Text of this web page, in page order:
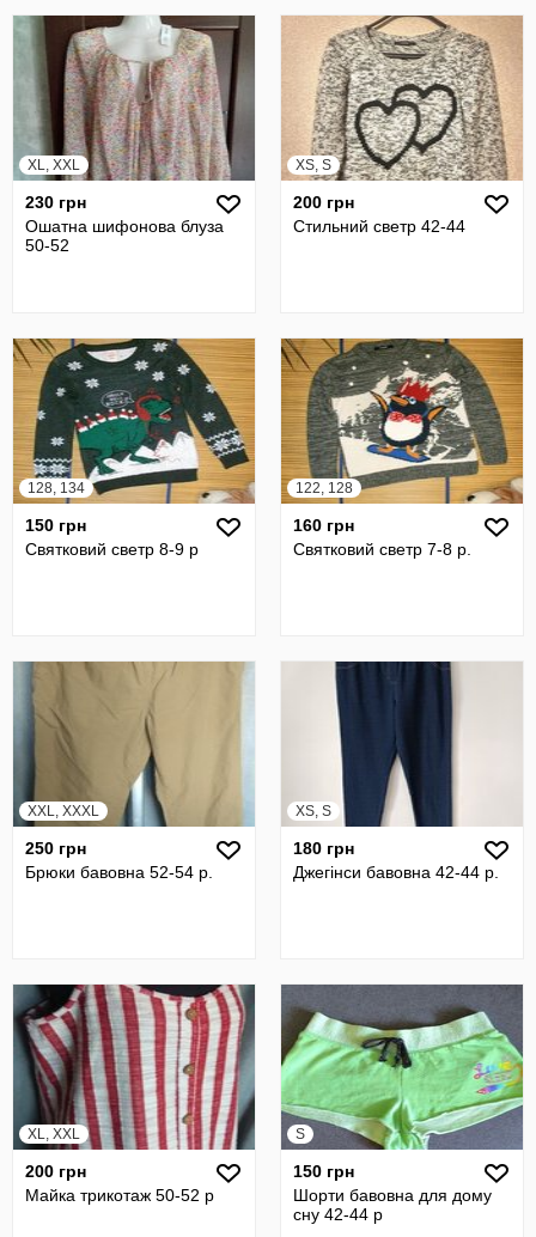
XL, XXL
230 грн
Ошатна шифонова блуза
50-52
XS, S
200 грн
Стильний светр 42-44
128, 134
150 грн
Святковий светр 8-9 р
122, 128
160 грн
Святковий светр 7-8 р.
XXL, XXXL
250 грн
Брюки бавовна 52-54 р.
XS, S
180 грн
Джегінси бавовна 42-44 р.
XL, XXL
200 грн
Майка трикотаж 50-52 р
S
150 грн
Шорти бавовна для дому
сну 42-44 р